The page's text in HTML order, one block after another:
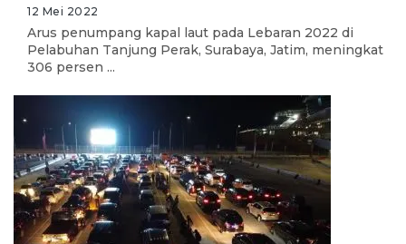
12 Mei 2022
Arus penumpang kapal laut pada Lebaran 2022 di
Pelabuhan Tanjung Perak, Surabaya, Jatim, meningkat
306 persen ...